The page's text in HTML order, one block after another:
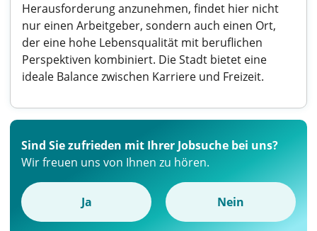
Herausforderung anzunehmen, findet hier nicht
nur einen Arbeitgeber, sondern auch einen Ort,
der eine hohe Lebensqualität mit beruflichen
Perspektiven kombiniert. Die Stadt bietet eine
ideale Balance zwischen Karriere und Freizeit.
Sind Sie zufrieden mit Ihrer Jobsuche bei uns?
Wir freuen uns von Ihnen zu hören.
Ja Nein